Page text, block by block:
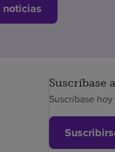
Suscríbase
Suscríbase